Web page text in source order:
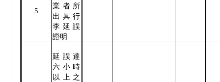
5
業者所
出具行
李延誤
證明
延誤達
六小時
以上之